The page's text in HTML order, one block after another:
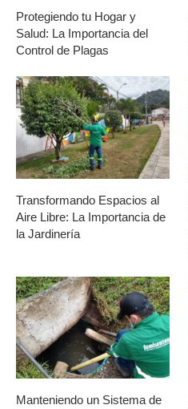
Protegiendo tu Hogar y
Salud: La Importancia del
Control de Plagas
Transformando Espacios al
Aire Libre: La Importancia de
la Jardinería
Manteniendo un Sistema de